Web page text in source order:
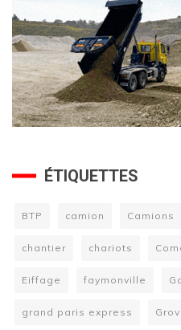
ÉTIQUETTES
BTP camion Camions
chantier chariots
Eiffage faymonville
grand paris express